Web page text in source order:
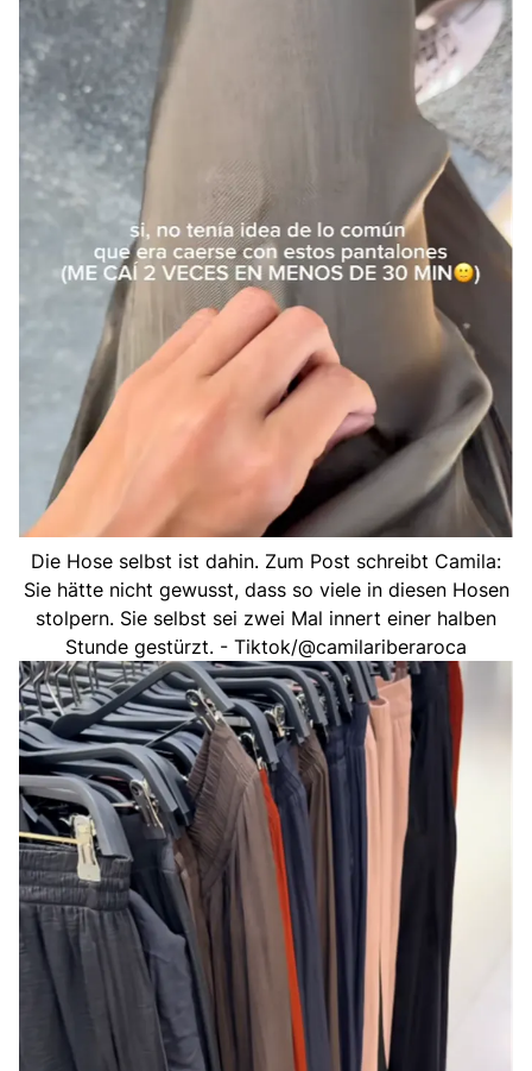
Die Hose selbst ist dahin. Zum Post schreibt Camila:
Sie hätte nicht gewusst, dass so viele in diesen Hosen
stolpern. Sie selbst sei zwei Mal innert einer halben
Stunde gestürzt. - Tiktok/@camilariberaroca